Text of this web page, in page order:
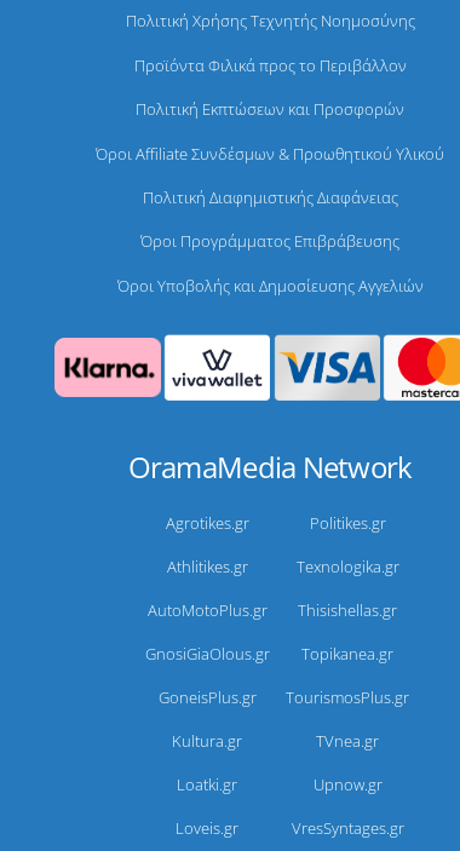
Πολιτική Χρήσης Τεχνητής Νοημοσύνης
Προϊόντα Φιλικά προς το Περιβάλλον
Πολιτική Εκπτώσεων και Προσφορών
Όροι Affiliate Συνδέσμων & Προωθητικού Υλικού
Πολιτική Διαφημιστικής Διαφάνειας
Όροι Προγράμματος Επιβράβευσης
Όροι Υποβολής και Δημοσίευσης Αγγελιών
OramaMedia Network
Agrotikes.gr
Politikes.gr
Athlitikes.gr
Texnologika.gr
AutoMotoPlus.gr
Thisishellas.gr
GnosiGiaOlous.gr
Topikanea.gr
GoneisPlus.gr
TourismosPlus.gr
Kultura.gr
TVnea.gr
Loatki.gr
Upnow.gr
Loveis.gr
VresSyntages.gr